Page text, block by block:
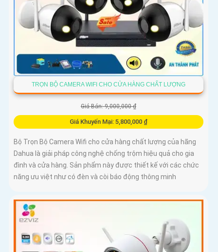
TRỌN BỘ CAMERA WIFI CHO CỬA HÀNG CHẤT LƯỢNG
Giá Bán: 9,000,000 ₫
Giá Khuyến Mại: 5,800,000 ₫
Bộ Trọn Bộ Camera Wifi cho cửa hàng chất lượng của hãng
Dahua là giải pháp công nghệ chống trộm hiệu quả cho gia
đình và cửa hàng. Sản phẩm này được thiết kế với các chức
năng ưu việt như có đèn và còi báo động thông minh